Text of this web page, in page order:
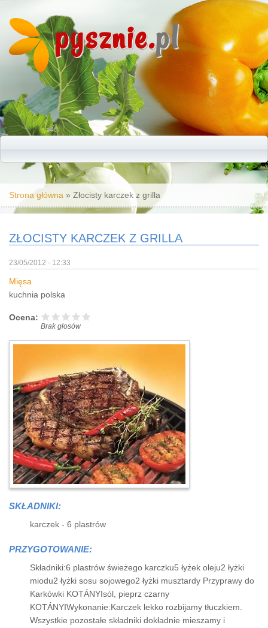
pysznie.pl
Jesteś tutaj
Strona główna » Złocisty karczek z grilla
ZŁOCISTY KARCZEK Z GRILLA
23/05/2012 - 12:33
Mięsa
kuchnia polska
Ocena:
Brak głosów
SKŁADNIKI:
karczek - 6 plastrów
PRZYGOTOWANIE:
Składniki:6 plastrów świeżego karczku5 łyżek oleju2 łyżki
miodu2 łyżki sosu sojowego2 łyżki musztardy Przyprawy do
Karkówki KOTÁNYIsól, pieprz czarny
KOTÁNYIWykonanie:Karczek lekko rozbijamy tłuczkiem.
Wszystkie pozostałe składniki dokładnie mieszamy i